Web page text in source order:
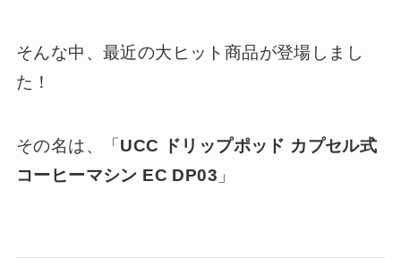
そんな中、最近の大ヒット商品が登場しまし
た！
その名は、「UCC ドリップポッド カプセル式
コーヒーマシン EC DP03 」